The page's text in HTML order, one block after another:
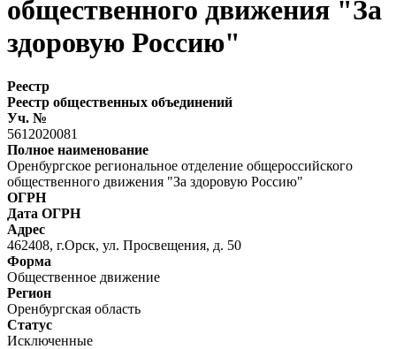
общественного движения "За
здоровую Россию"
Реестр
Реестр общественных объединений
Уч. №
5612020081
Полное наименование
Оренбургское региональное отделение общероссийского
общественного движения "За здоровую Россию"
ОГРН
Дата ОГРН
Адрес
462408, г.Орск, ул. Просвещения, д. 50
Форма
Общественное движение
Регион
Оренбургская область
Статус
Исключенные